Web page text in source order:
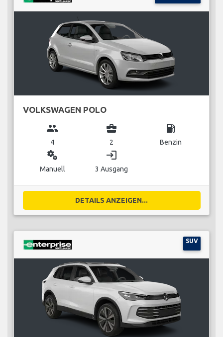
VOLKSWAGEN POLO
group
4
business_center
2
local_gas_station
Benzin
miscellaneous_services
Manuell
login
3 Ausgang
DETAILS ANZEIGEN...
SUV